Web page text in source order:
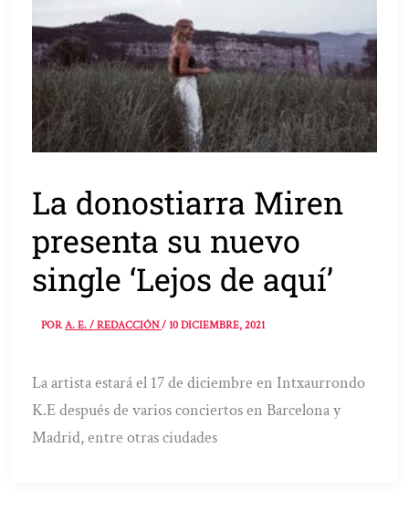
La donostiarra Miren
presenta su nuevo
single ‘Lejos de aquí’
PORA. E. / REDACCIÓN/10 DICIEMBRE, 2021
La artista estará el 17 de diciembre en Intxaurrondo
K.E después de varios conciertos en Barcelona y
Madrid, entre otras ciudades